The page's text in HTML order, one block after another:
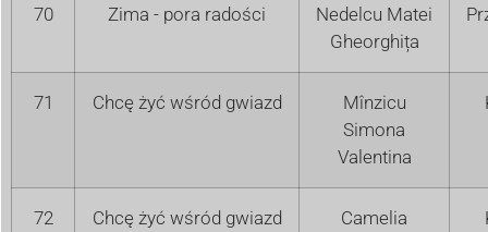
70 Zima - pora radości
Nedelcu Matei
Gheorghița
71 Chcę żyć wśród gwiazd
Mînzicu
Simona
Valentina
72
Chcę żyć wśród gwiazd
Camelia